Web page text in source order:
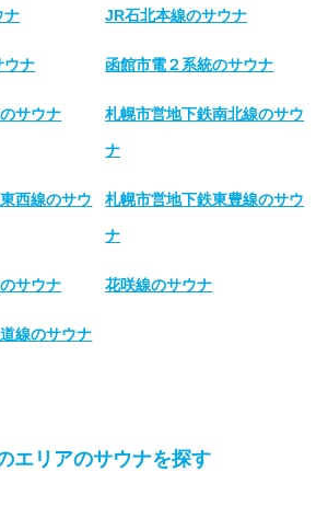
ナ JR石北本線のサウナ
ウナ 函館市電２系統のサウナ
サウナ 札幌市営地下鉄南北線のサウ
ナ
西線のサウ 札幌市営地下鉄東豊線のサウ
ナ
サウナ 花咲線のサウナ
線のサウナ
エリアのサウナを探す